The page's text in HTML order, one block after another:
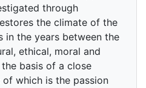
through
the climate of the
in the years between the
ethical, moral and
basis of a close
which is the passion